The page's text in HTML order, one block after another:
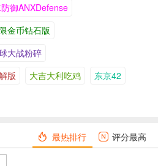
御ANXDefense
金币钻石版
大战粉碎
版
大吉大利吃鸡
东京42
最热排行 评分最高